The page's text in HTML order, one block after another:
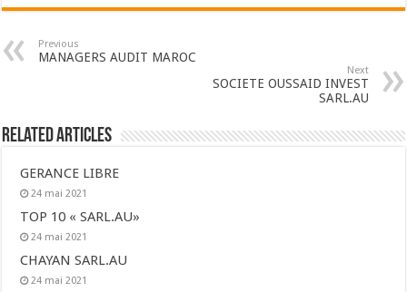
Previous
MANAGERS AUDIT MAROC
Next
SOCIETE OUSSAID INVEST
SARL.AU
Related Articles
GERANCE LIBRE
24 mai 2021
TOP 10 « SARL.AU»
24 mai 2021
CHAYAN SARL.AU
24 mai 2021